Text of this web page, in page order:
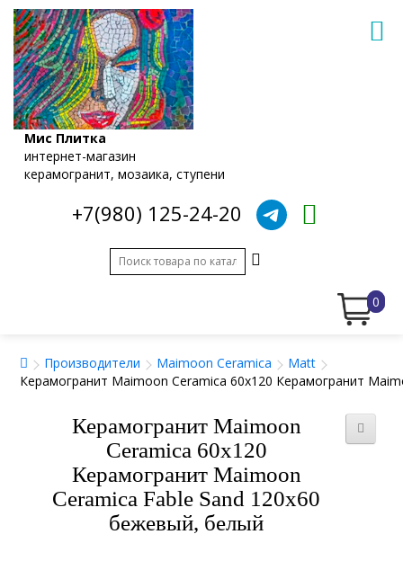
Мис Плитка
интернет-магазин
керамогранит, мозаика, ступени
+7(980) 125-24-20
0
Производители Maimoon Ceramica
Matt
Керамогранит Maimoon Ceramica 60x120 Керамогранит
Керамогранит Maimoon
Ceramica 60x120
Керамогранит Maimoon
Ceramica Fable Sand 120х60
бежевый, белый